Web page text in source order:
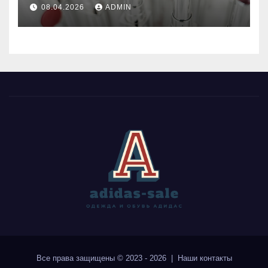
08.04.2026 ADMIN
Все права защищены © 2023 - 2026 | Наши контакты